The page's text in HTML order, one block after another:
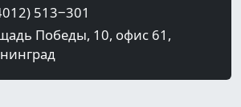
513‒301
Победы, 10, офис 61,